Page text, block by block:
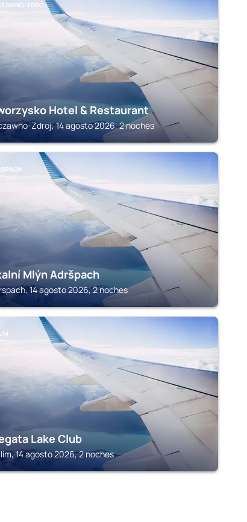
ZDROJ
Hotel & Restaurant
Zdroj, 14 agosto 2026, 2 noches
Mlýn Adršpach
14 agosto 2026, 2 noches
Lake Club
14 agosto 2026, 2 noches